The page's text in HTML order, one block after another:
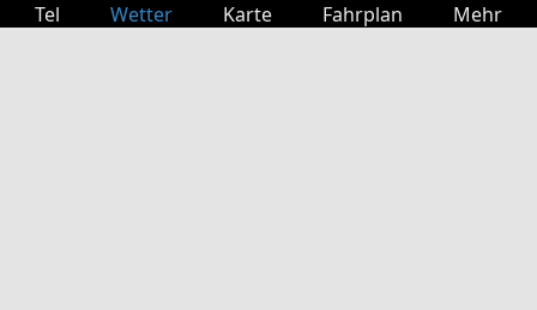
Tel Wetter Karte Fahrplan Mehr